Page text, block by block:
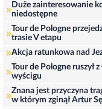
» Duże zainteresowanie
niedostępne
»Tour de Pologne
trasie V etapu
»Akcja ratunkowa nad
»Tour de Pologne ruszył
wyścigu
»Znana jest przyczyna
w którym zginął Artur